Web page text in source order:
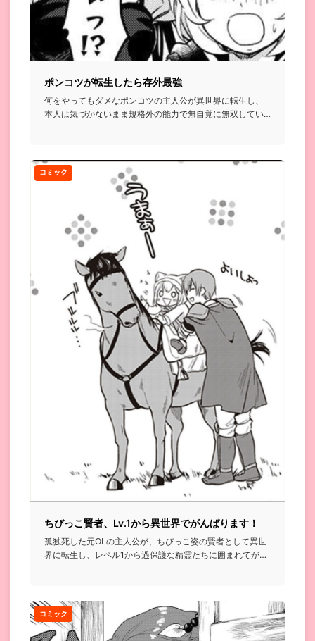
ポンコツが転生したら存外最強
何をやってもダメなポンコツの主人公が異世界に転生し、
本人は気づかないまま規格外の能力で無自覚に無双してい
コミック
ちびっこ賢者、Lv.1から異世界でがんばります！
孤独死した元OLの主人公が、ちびっこ姿の賢者として異世
界に転生し、レベル1から過保護な精霊たちに囲まれてがん
コミック